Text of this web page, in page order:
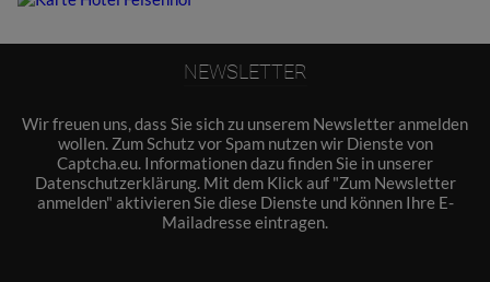
NEWSLETTER
Wir freuen uns, dass Sie sich zu unserem Newsletter anmelden
wollen. Zum Schutz vor Spam nutzen wir Dienste von
Captcha.eu. Informationen dazu finden Sie in unserer
Datenschutzerklärung. Mit dem Klick auf "Zum Newsletter
anmelden" aktivieren Sie diese Dienste und können Ihre E-
Mailadresse eintragen.